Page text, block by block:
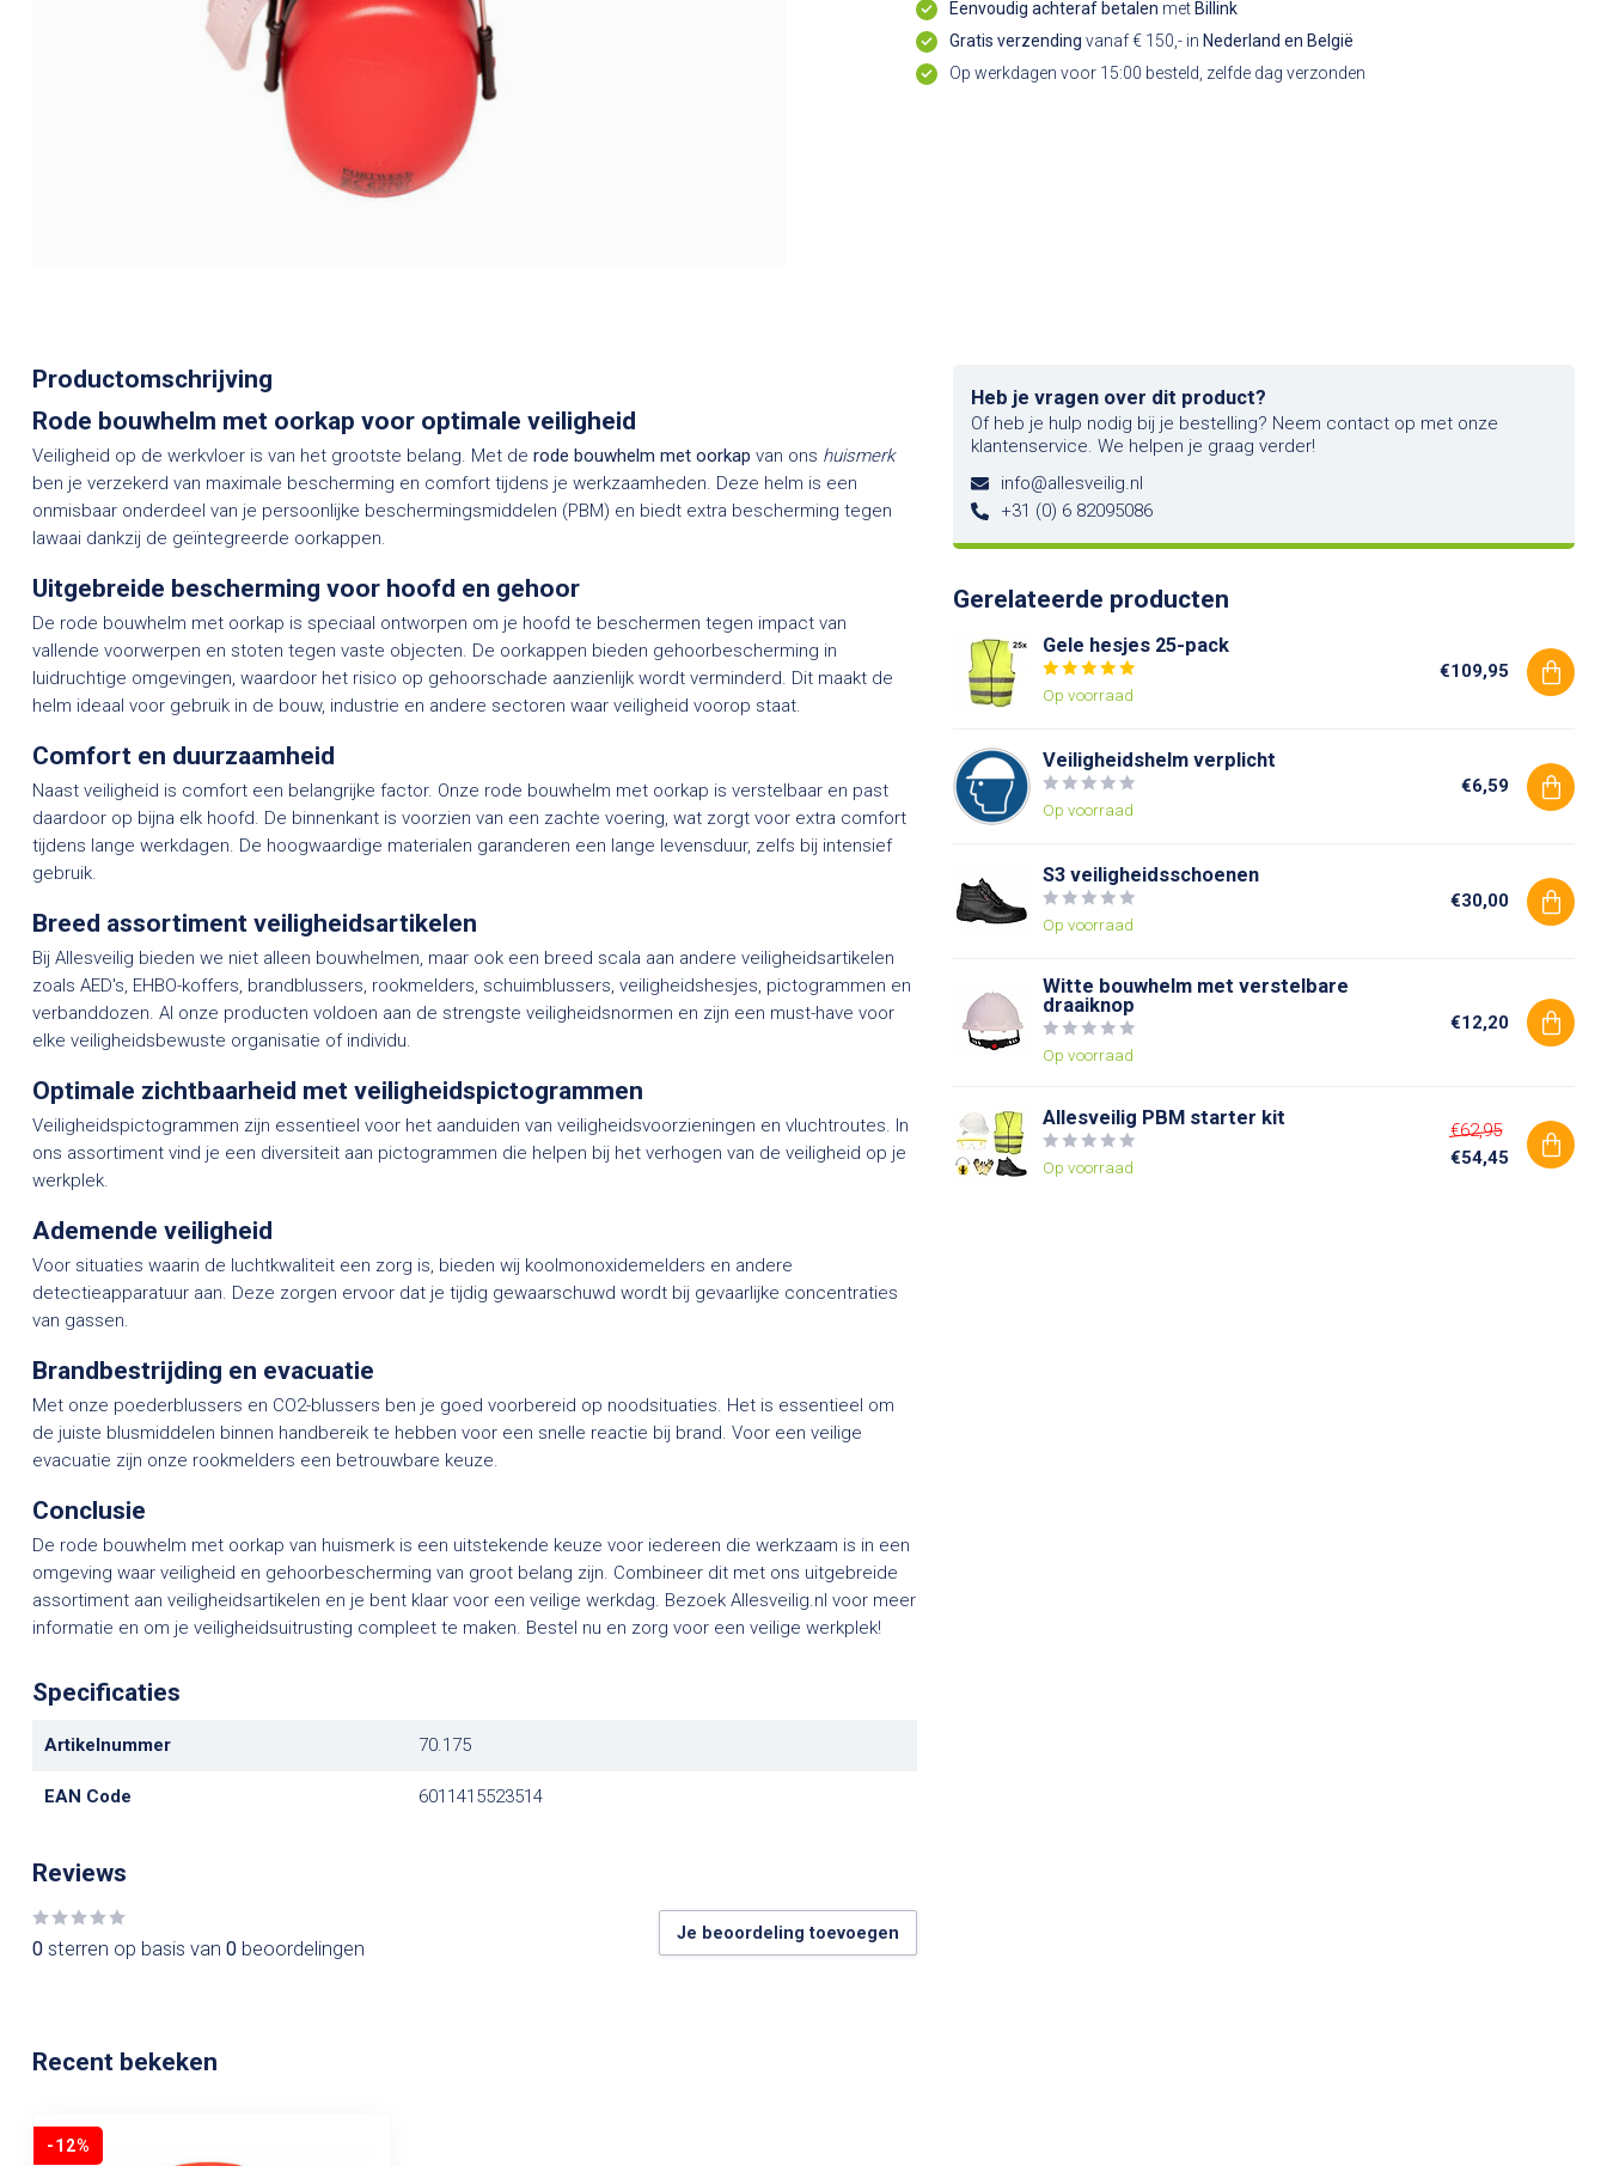
Eenvoudig achteraf betalen met Billink
Gratis verzending vanaf € 150,- in Nederland en België
Op werkdagen voor 15:00 besteld, zelfde dag verzonden
Productomschrijving
Rode bouwhelm met oorkap voor optimale veiligheid
Veiligheid op de werkvloer is van het grootste belang. Met de rode bouwhelm met oorkap van ons huismerk
ben je verzekerd van maximale bescherming en comfort tijdens je werkzaamheden. Deze helm is een
onmisbaar onderdeel van je persoonlijke beschermingsmiddelen (PBM) en biedt extra bescherming tegen
lawaai dankzij de geïntegreerde oorkappen.
Uitgebreide bescherming voor hoofd en gehoor
De rode bouwhelm met oorkap is speciaal ontworpen om je hoofd te beschermen tegen impact van
vallende voorwerpen en stoten tegen vaste objecten. De oorkappen bieden gehoorbescherming in
luidruchtige omgevingen, waardoor het risico op gehoorschade aanzienlijk wordt verminderd. Dit maakt de
helm ideaal voor gebruik in de bouw, industrie en andere sectoren waar veiligheid voorop staat.
Comfort en duurzaamheid
Naast veiligheid is comfort een belangrijke factor. Onze rode bouwhelm met oorkap is verstelbaar en past
daardoor op bijna elk hoofd. De binnenkant is voorzien van een zachte voering, wat zorgt voor extra comfort
tijdens lange werkdagen. De hoogwaardige materialen garanderen een lange levensduur, zelfs bij intensief
gebruik.
Breed assortiment veiligheidsartikelen
Bij Allesveilig bieden we niet alleen bouwhelmen, maar ook een breed scala aan andere veiligheidsartikelen
zoals AED's, EHBO-koffers, brandblussers, rookmelders, schuimblussers, veiligheidshesjes, pictogrammen en
verbanddozen. Al onze producten voldoen aan de strengste veiligheidsnormen en zijn een must-have voor
elke veiligheidsbewuste organisatie of individu.
Optimale zichtbaarheid met veiligheidspictogrammen
Veiligheidspictogrammen zijn essentieel voor het aanduiden van veiligheidsvoorzieningen en vluchtroutes. In
ons assortiment vind je een diversiteit aan pictogrammen die helpen bij het verhogen van de veiligheid op je
werkplek.
Ademende veiligheid
Voor situaties waarin de luchtkwaliteit een zorg is, bieden wij koolmonoxidemelders en andere
detectieapparatuur aan. Deze zorgen ervoor dat je tijdig gewaarschuwd wordt bij gevaarlijke concentraties
van gassen.
Brandbestrijding en evacuatie
Met onze poederblussers en CO2-blussers ben je goed voorbereid op noodsituaties. Het is essentieel om
de juiste blusmiddelen binnen handbereik te hebben voor een snelle reactie bij brand. Voor een veilige
evacuatie zijn onze rookmelders een betrouwbare keuze.
Conclusie
De rode bouwhelm met oorkap van huismerk is een uitstekende keuze voor iedereen die werkzaam is in een
omgeving waar veiligheid en gehoorbescherming van groot belang zijn. Combineer dit met ons uitgebreide
assortiment aan veiligheidsartikelen en je bent klaar voor een veilige werkdag. Bezoek Allesveilig.nl voor meer
informatie en om je veiligheidsuitrusting compleet te maken. Bestel nu en zorg voor een veilige werkplek!
Specificaties
Artikelnummer 70.175
EAN Code 6011415523514
Reviews
0 sterren op basis van 0 beoordelingen
Je beoordeling toevoegen
Heb je vragen over dit product?
Of heb je hulp nodig bij je bestelling? Neem contact op met onze
klantenservice. We helpen je graag verder!
info@allesveilig.nl
+31 (0) 6 82095086
Gerelateerde producten
Gele hesjes 25-pack
Op voorraad
€109,95
Veiligheidshelm verplicht
Op voorraad
€6,59
S3 veiligheidsschoenen
Op voorraad
€30,00
Witte bouwhelm met verstelbare
draaiknop
Op voorraad
€12,20
Allesveilig PBM starter kit
Op voorraad
€62,95
€54,45
Recent bekeken
-12%